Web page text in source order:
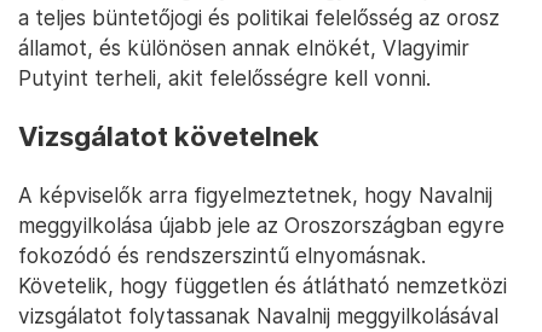
a teljes büntetőjogi és politikai felelősség az orosz
államot, és különösen annak elnökét, Vlagyimir
Putyint terheli, akit felelősségre kell vonni.
Vizsgálatot követelnek
A képviselők arra figyelmeztetnek, hogy Navalnij
meggyilkolása újabb jele az Oroszországban egyre
fokozódó és rendszerszintű elnyomásnak.
Követelik, hogy független és átlátható nemzetközi
vizsgálatot folytassanak Navalnij meggyilkolásával